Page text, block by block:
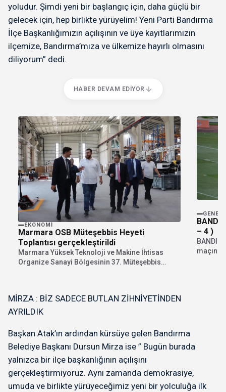
yoludur. Şimdi yeni bir başlangıç için, daha güçlü bir
gelecek için, hep birlikte yürüyelim! Yeni Parti Bandırma
İlçe Başkanlığımızın açılışının ve üye kayıtlarımızın
ilçemize, Bandırma’mıza ve ülkemize hayırlı olmasını
diliyorum” dedi.
HABER DEVAM EDIYOR
EKONOMI
Marmara OSB Müteşebbis Heyeti
Toplantısı gerçekleştirildi
Marmara Yüksek Teknoloji ve Makine İhtisas
Organize Sanayi Bölgesinin 37. Müteşebbis
GENEL
– 4 )
maçını
MİRZA : BİZ SADECE BUTLAN ZİHNİYETİNDEN
AYRILDIK
Başkan Atak’ın ardından kürsüye gelen Bandırma
Belediye Başkanı Dursun Mirza ise ” Bugün burada
yalnızca bir ilçe başkanlığının açılışını
gerçekleştirmiyoruz. Aynı zamanda demokrasiye,
umuda ve birlikte yürüyeceğimiz yeni bir yolculuğa ilk